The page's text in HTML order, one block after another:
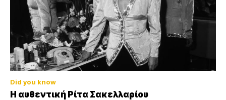
Did you know
Η αυθεντική Ρίτα Σακελλαρίου